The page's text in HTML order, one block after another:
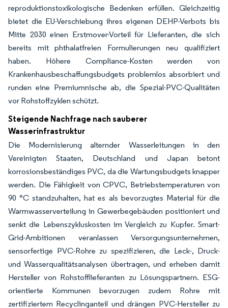
reproduktionstoxikologische Bedenken erfüllen. Gleichzeitig
bietet die EU-Verschiebung ihres eigenen DEHP-Verbots bis
Mitte 2030 einen Erstmover-Vorteil für Lieferanten, die sich
bereits mit phthalatfreien Formulierungen neu qualifiziert
haben. Höhere Compliance-Kosten werden von
Krankenhausbeschaffungsbudgets problemlos absorbiert und
runden eine Premiumnische ab, die Spezial-PVC-Qualitäten
vor Rohstoffzyklen schützt.
Steigende Nachfrage nach sauberer
Wasserinfrastruktur
Die Modernisierung alternder Wasserleitungen in den
Vereinigten Staaten, Deutschland und Japan betont
korrosionsbeständiges PVC, da die Wartungsbudgets knapper
werden. Die Fähigkeit von CPVC, Betriebstemperaturen von
90 °C standzuhalten, hat es als bevorzugtes Material für die
Warmwasserverteilung in Gewerbegebäuden positioniert und
senkt die Lebenszykluskosten im Vergleich zu Kupfer. Smart-
Grid-Ambitionen veranlassen Versorgungsunternehmen,
sensorfertige PVC-Rohre zu spezifizieren, die Leck-, Druck-
und Wasserqualitätsanalysen übertragen, und erheben damit
Hersteller von Rohstofflieferanten zu Lösungspartnern. ESG-
orientierte Kommunen bevorzugen zudem Rohre mit
zertifiziertem Recyclinganteil und drängen PVC-Hersteller zu